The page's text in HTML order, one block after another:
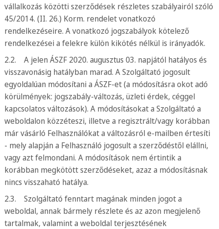
vállalkozás közötti szerződések részletes szabályairól szóló
45/2014. (II. 26.) Korm. rendelet vonatkozó
rendelkezéseire. A vonatkozó jogszabályok kötelező
rendelkezései a felekre külön kikötés nélkül is irányadók.
2.2. A jelen ÁSZF 2020. augusztus 03. napjától hatályos és
visszavonásig hatályban marad. A Szolgáltató jogosult
egyoldalúan módosítani a ÁSZF-et (a módosításra okot adó
körülmények: jogszabály-változás, üzleti érdek, céggel
kapcsolatos változások). A módosításokat a Szolgáltató a
weboldalon közzéteszi, illetve a regisztrált/vagy korábban
már vásárló Felhasználókat a változásról e-mailben értesíti
- mely alapján a Felhasználó jogosult a szerződéstől elállni,
vagy azt felmondani. A módosítások nem értintik a
korábban megkötött szerződéseket, azaz a módosításnak
nincs visszaható hatálya.
2.3. Szolgáltató fenntart magának minden jogot a
weboldal, annak bármely részlete és az azon megjelenő
tartalmak, valamint a weboldal terjesztésének